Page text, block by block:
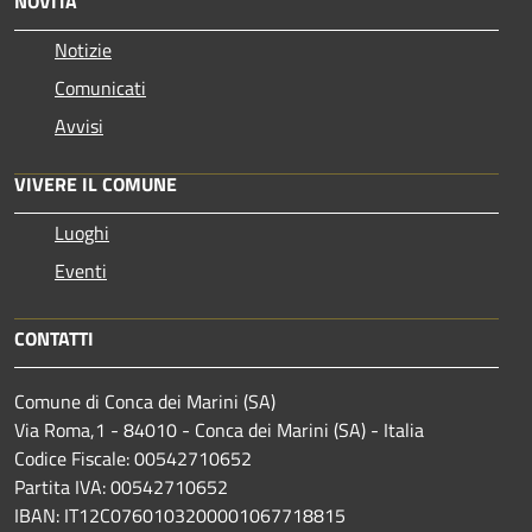
Notizie
Comunicati
Avvisi
VIVERE IL COMUNE
Luoghi
Eventi
CONTATTI
Comune di Conca dei Marini (SA)
Via Roma,1 - 84010 - Conca dei Marini (SA) - Italia
Codice Fiscale: 00542710652
Partita IVA: 00542710652
IBAN: IT12C0760103200001067718815